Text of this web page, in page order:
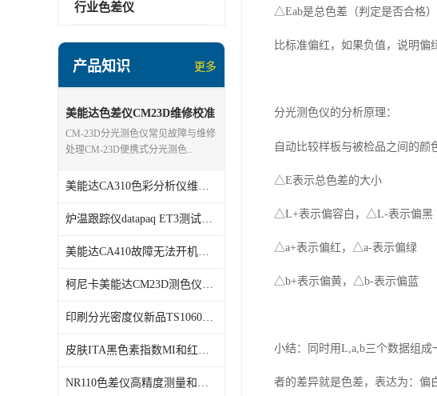
行业色差仪
产品知识 更多
美能达色差仪CM23D维修校准
分析
CM-23D分光测色仪常见故障与维修
处理CM-23D便携式分光测色..
美能达CA310色彩分析仪维修校准
炉温跟踪仪datapaq ET3测试仪维修
美能达CA410故障无法开机维修校准
柯尼卡美能达CM23D测色仪维修校正
印刷分光密度仪新品TS1060发布
皮肤ITA黑色素指数MI和红斑指数色差仪PS02发布
NR110色差仪高精度测量和智能分析lab色度
△Eab是总色差（判定是否合格
比标准偏红，如果负值，说明偏
分光测色仪的分析原理：
自动比较样板与被检品之间的颜
△E表示总色差的大小
△L+表示偏容白，△L-表示偏黑
△a+表示偏红，△a-表示偏绿
△b+表示偏黄，△b-表示偏蓝
小结：同时用L,a,b三个数据组成
者的差异就是色差，表达为：